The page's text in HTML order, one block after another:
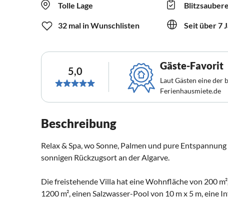
Tolle Lage
32 mal in Wunschlisten Seit über 7
5,0 Gäste-Favorit
Laut Gästen eine der
Ferienhausmiete.de
Beschreibung
Relax & Spa, wo Sonne, Palmen und pure
sonnigen Rückzugsort an der Algarve.
Die freistehende Villa hat eine Wohnfläche von 200
1200 m², einen Salzwasser-Pool von 10 m x 5 m,